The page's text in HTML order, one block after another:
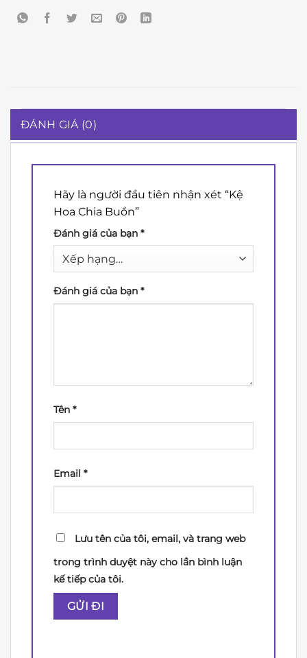
ĐÁNH GIÁ (0)
Hãy là người đầu tiên nhận xét “Kệ
Hoa Chia Buồn”
Đánh giá của bạn *
Đánh giá của bạn *
Tên *
Email *
Lưu tên của tôi, email, và trang web
trong trình duyệt này cho lần bình luận
kế tiếp của tôi.